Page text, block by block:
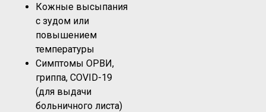
Кожные высыпания
с зудом или
повышением
температуры
Симптомы ОРВИ,
гриппа, COVID-19
(для выдачи
больничного листа)